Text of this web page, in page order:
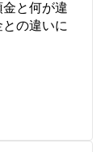
と何が違
の違いに